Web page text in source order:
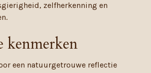
zelfherkenning en
kenmerken
een natuurgetrouwe reflectie